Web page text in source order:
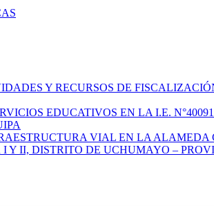
Y RECURSOS DE
EDUCATIVOS EN LA I.E.
VIAL EN LA
Y II, DISTRITO DE UCHUMAYO –